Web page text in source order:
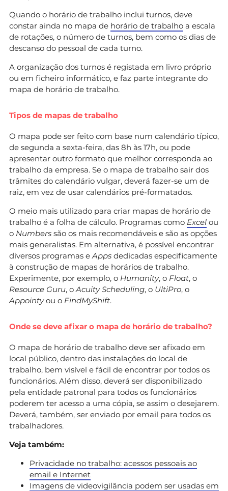
Quando o horário de trabalho inclui turnos, deve
constar ainda no mapa de horário de trabalho a escala
de rotações, o número de turnos, bem como os dias de
descanso do pessoal de cada turno.
A organização dos turnos é registada em livro próprio
ou em ficheiro informático, e faz parte integrante do
mapa de horário de trabalho.
Tipos de mapas de trabalho
O mapa pode ser feito com base num calendário típico,
de segunda a sexta-feira, das 8h às 17h, ou pode
apresentar outro formato que melhor corresponda ao
trabalho da empresa. Se o mapa de trabalho sair dos
trâmites do calendário vulgar, deverá fazer-se um de
raiz, em vez de usar calendários pré-formatados.
O meio mais utilizado para criar mapas de horário de
trabalho é a folha de cálculo. Programas como Excel ou
o Numbers são os mais recomendáveis e são as opções
mais generalistas. Em alternativa, é possível encontrar
diversos programas e Apps dedicadas especificamente
à construção de mapas de horários de trabalho.
Experimente, por exemplo, o Humanity, o Float, o
Resource Guru, o Acuity Scheduling, o UltiPro, o
Appointyou o FindMyShift.
Onde se deve afixar o mapa de horário de trabalho?
O mapa de horário de trabalho deve ser afixado em
local público, dentro das instalações do local de
trabalho, bem visível e fácil de encontrar por todos os
funcionários. Além disso, deverá ser disponibilizado
pela entidade patronal para todos os funcionários
poderem ter acesso a uma cópia, se assim o desejarem.
Deverá, também, ser enviado por email para todos os
trabalhadores.
Veja também:
Privacidade no trabalho: acessos pessoais ao
email e Internet
Imagens de videovigilância podem ser usadas em